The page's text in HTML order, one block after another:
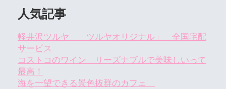
人気記事
軽井沢ツルヤ 「ツルヤオリジナル」 全国宅配
サービス
コストコのワイン リーズナブルで美味しいって
最高！
海を一望できる景色抜群のカフェ